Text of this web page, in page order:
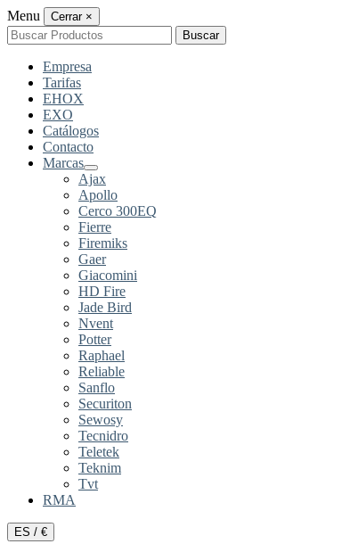
Menu Cerrar ×
Buscar
por:
Buscar
Empresa
Tarifas
EHOX
EXO
Catálogos
Contacto
Marcas
Ajax
Apollo
Cerco 300EQ
Fierre
Firemiks
Gaer
Giacomini
HD Fire
Jade Bird
Nvent
Potter
Raphael
Reliable
Sanflo
Securiton
Sewosy
Tecnidro
Teletek
Teknim
Tvt
RMA
ES / €